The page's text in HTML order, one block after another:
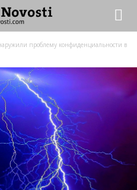
проблему конфиденциальности в